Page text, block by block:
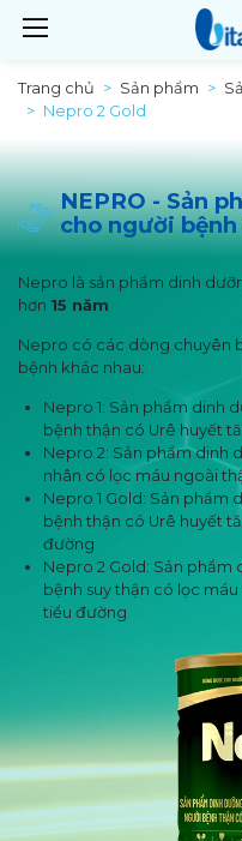
Trang chủ Sản phẩm
Nepro 2 Gold
NEPRO - Sản
cho người
Nepro là sản phẩm dinh
hơn 15 năm
Nepro có các dòng chuyên
bệnh khác nhau:
Nepro 1: Sản phẩm dinh
bệnh thận có Urê huyết
Nepro 2: Sản phẩm dinh
nhân có lọc máu ngoài
Nepro 1 Gold: Sản phẩm
bệnh thận có Urê huyết
đường
Nepro 2 Gold: Sản
bệnh suy thận có lọc
tiểu đường